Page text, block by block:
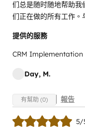
们总是随时随地帮助
们正在做的所有工作。
提供的服務
CRM Implementation
Day, M.
有幫助 (0) 報告
5/